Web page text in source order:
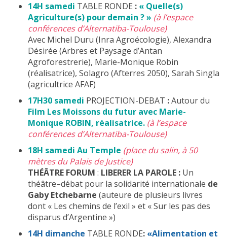
14H samedi TABLE RONDE : « Quelle(s)
Agriculture(s) pour demain ? » (à l’espace
conférences d’Alternatiba-Toulouse)
Avec Michel Duru (Inra Agroécologie), Alexandra
Désirée (Arbres et Paysage d’Antan
Agroforestrerie), Marie-Monique Robin
(réalisatrice), Solagro (Afterres 2050), Sarah Singla
(agricultrice AFAF)
17H30 samedi PROJECTION-DEBAT :Autour du
Film Les Moissons du futur avec Marie-
Monique ROBIN, réalisatrice. (à l’espace
conférences d’Alternatiba-Toulouse)
18H samedi Au Temple (place du salin, à 50
mètres du Palais de Justice)
THÉÂTRE FORUM : LIBERER LA PAROLE : Un
théâtre–débat pour la solidarité internationale de
Gaby Etchebarne (auteure de plusieurs livres
dont « Les chemins de l’exil » et « Sur les pas des
disparus d’Argentine »)
14H dimanche TABLE RONDE: «Alimentation et